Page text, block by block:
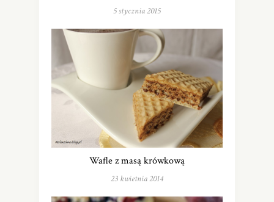
5 stycznia 2015
Wafle z masą krówkową
23 kwietnia 2014